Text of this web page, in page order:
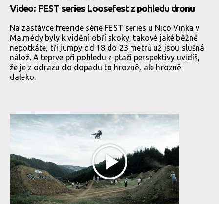
Video: FEST series Loosefest z pohledu dronu
Na zastávce freeride série FEST series u Nico Vinka v
Malmédy byly k vidění obří skoky, takové jaké běžně
nepotkáte, tři jumpy od 18 do 23 metrů už jsou slušná
nálož. A teprve při pohledu z ptačí perspektivy uvidíš,
že je z odrazu do dopadu to hrozně, ale hrozně
daleko.